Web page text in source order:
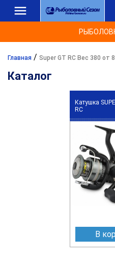
Главная / Super GT RC Вес 380 от
Каталог
Катушка
RC
В